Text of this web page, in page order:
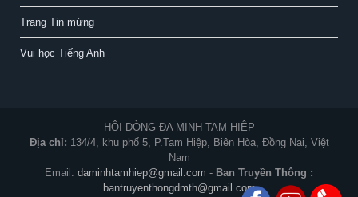
Trang Tin mừng
Vui học Tiếng Anh
HỘI DÒNG ĐA MINH TAM HIỆP
Địa chỉ: 134/4, khu phố 5, P.Tam Hiệp, Biên Hòa, Đồng Nai, Việt
Nam
Email: daminhtamhiep@gmail.com - Ban Truyền Thông :
bantruyenthongdmth@gmail.com